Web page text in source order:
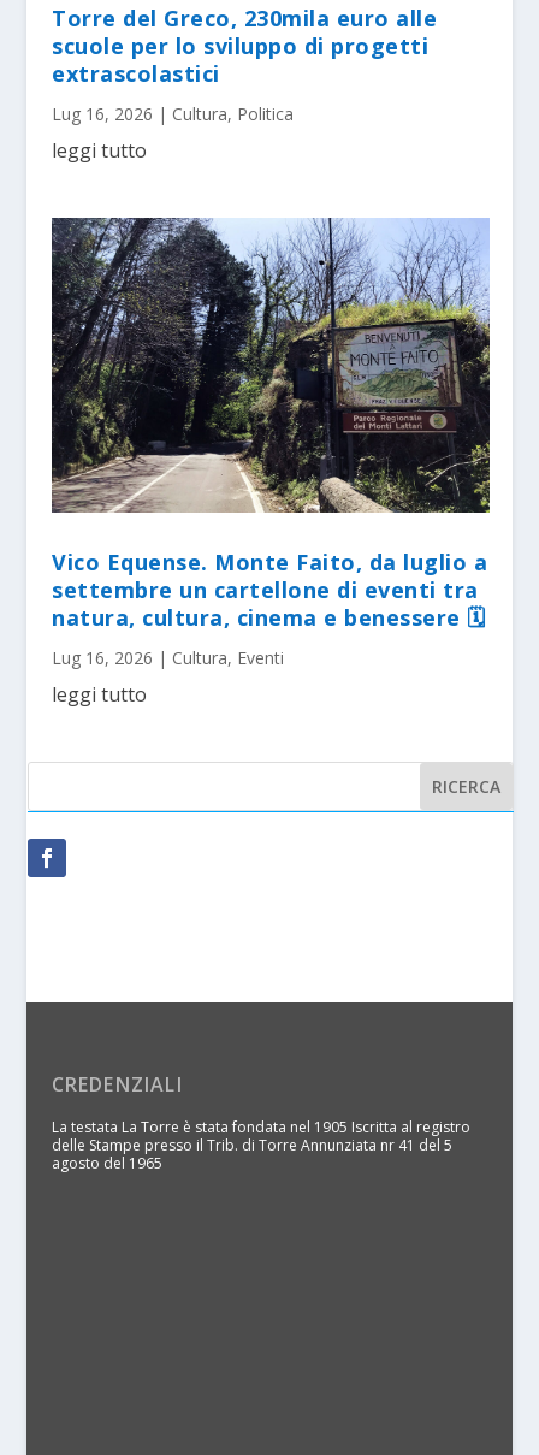
Torre del Greco, 230mila euro alle
scuole per lo sviluppo di progetti
extrascolastici
Lug 16, 2026 | Cultura, Politica
leggi tutto
Vico Equense. Monte Faito, da luglio a
settembre un cartellone di eventi tra
natura, cultura, cinema e benessere 🗓
Lug 16, 2026 | Cultura, Eventi
leggi tutto
CREDENZIALI
La testata La Torre è stata fondata nel 1905 Iscritta al registro
delle Stampe presso il Trib. di Torre Annunziata nr 41 del 5
agosto del 1965